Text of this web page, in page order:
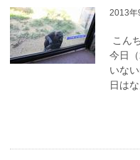
2013年
こん
今日
いな
日は